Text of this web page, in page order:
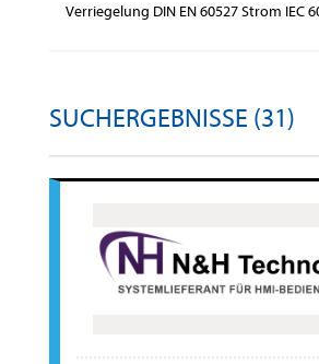
Verriegelung DIN EN 60527 Strom IEC
SUCHERGEBNISSE (31)